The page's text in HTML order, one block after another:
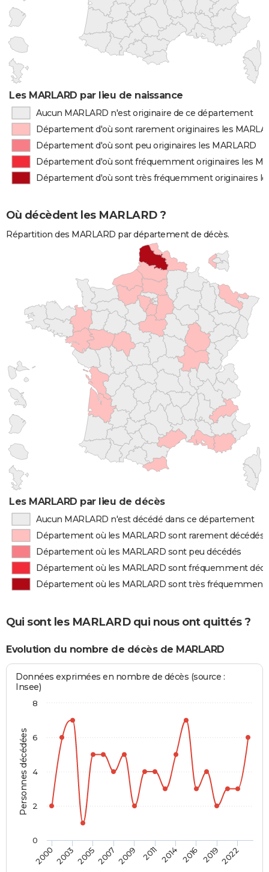
Les MARLARD par lieu de naissance
Aucun MARLARD n'est originaire de ce département
Département d'où sont rarement originaires les
Département d'où sont peu originaires les MARLARD
Département d'où sont fréquemment originaires les
Département d'où sont très fréquemment originaires
Où décèdent les MARLARD ?
Répartition des MARLARD par département de décès.
Les MARLARD par lieu de décès
Aucun MARLARD n'est décédé dans ce département
Département où les MARLARD sont rarement décédés
Département où les MARLARD sont peu décédés
Département où les MARLARD sont fréquemment
Département où les MARLARD sont très fréquemment
Qui sont les MARLARD qui nous ont quittés ?
Evolution du nombre de décès de MARLARD
Personnes décédées
Données exprimées en nombre de décès (source :
Insee)
20002003200520072009 2011 2014 2016 20192022
0
2
4
6
8